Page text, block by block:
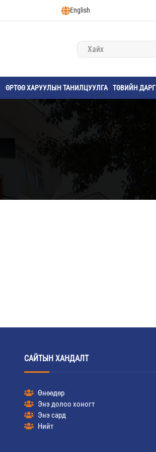
English
ӨРТӨӨ ХАРУУЛЫН ТАНИЛЦУУЛГА ТӨВИЙН
САЙТЫН ХАНДАЛТ
Өнөөдөр
Энэ долоо хоногт
Энэ сард
Нийт